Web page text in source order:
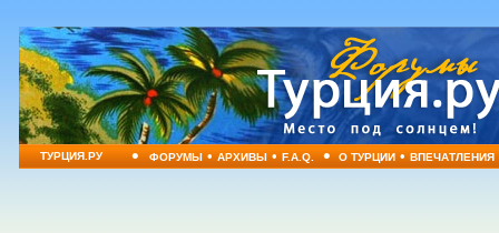
ТУРЦИЯ.РУ • ФОРУМЫ•АРХИВЫ•F.A.Q. • О ТУРЦИИ•ВПЕЧАТЛЕНИЯ